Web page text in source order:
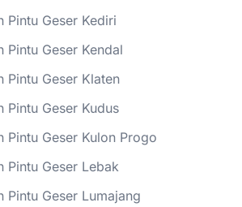
Pintu Geser Kediri
Pintu Geser Kendal
Pintu Geser Klaten
Pintu Geser Kudus
Pintu Geser Kulon Progo
Pintu Geser Lebak
Pintu Geser Lumajang